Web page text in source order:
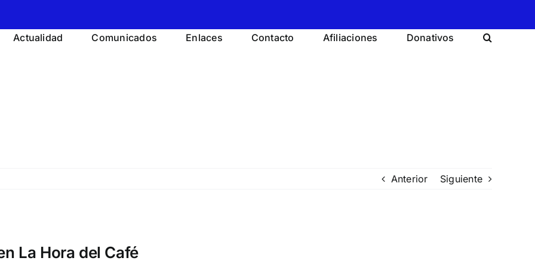
Actualidad Comunicados Enlaces Contacto Afiliaciones Donativos
Anterior Siguiente
La Hora del Café